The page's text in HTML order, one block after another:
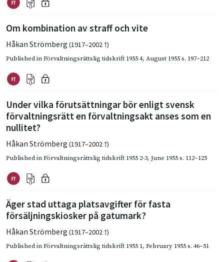
Om kombination av straff och vite
Håkan Strömberg (1917–2002 †)
Published inFörvaltningsrättslig tidskrift 1955 4, August 1955s. 197–212
Under vilka förutsättningar bör enligt svensk
förvaltningsrätt en förvaltningsakt anses som en
nullitet?
Håkan Strömberg (1917–2002 †)
Published inFörvaltningsrättslig tidskrift 1955 2-3, June 1955s. 112–125
Äger stad uttaga platsavgifter för fasta
försäljningskiosker på gatumark?
Håkan Strömberg (1917–2002 †)
Published inFörvaltningsrättslig tidskrift 1955 1, February 1955s. 46–51